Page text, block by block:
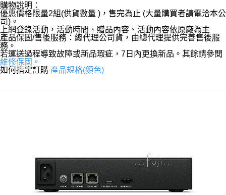
購物說明：
優惠價格限量2組(供貨數量 )，售完為止 (大量購買者請電洽本公
司)。
上網登錄活動，活動時間、贈品內容、活動內容依原廠為主
產品保固/售後服務：總代理公司貨，由總代理提供完善售後服
務。
若運送過程導致故障或新品瑕疵，7日內更換新品。其餘請參閱
維修保固。
如何指定訂購 產品規格(顏色)